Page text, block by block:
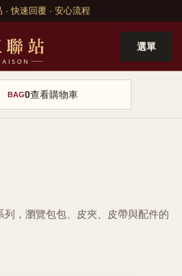
· 快速回覆 · 安心流程
選單
BAG0查看購物車
列，瀏覽包包、皮夾、皮帶與配件的